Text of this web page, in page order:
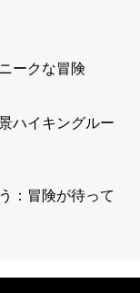
ークな冒険
ハイキングルー
：冒険が待って